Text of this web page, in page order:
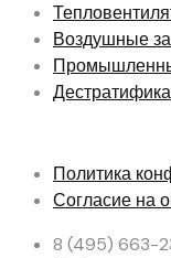
Воздушные
Политика
Согласие на
8 (495) 663-